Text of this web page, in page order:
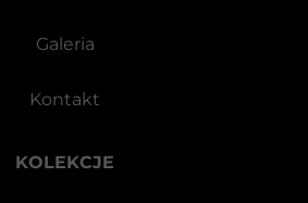
KOLEKCJE
Galeria
Kontakt